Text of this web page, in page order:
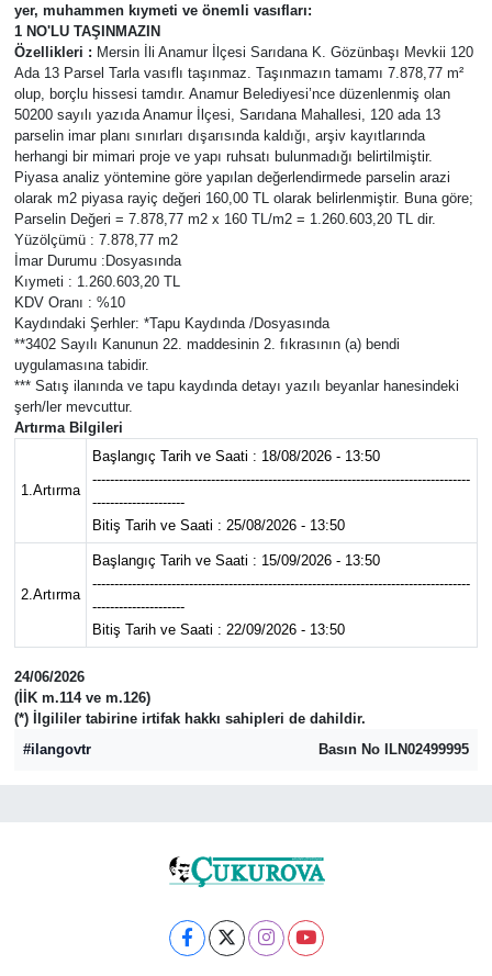
yer, muhammen kıymeti ve önemli vasıfları:
1 NO'LU TAŞINMAZIN
Özellikleri : Mersin İli Anamur İlçesi Sarıdana K. Gözünbaşı Mevkii 120
Ada 13 Parsel Tarla vasıflı taşınmaz. Taşınmazın tamamı 7.878,77 m²
olup, borçlu hissesi tamdır. Anamur Belediyesi’nce düzenlenmiş olan
50200 sayılı yazıda Anamur İlçesi, Sarıdana Mahallesi, 120 ada 13
parselin imar planı sınırları dışarısında kaldığı, arşiv kayıtlarında
herhangi bir mimari proje ve yapı ruhsatı bulunmadığı belirtilmiştir.
Piyasa analiz yöntemine göre yapılan değerlendirmede parselin arazi
olarak m2 piyasa rayiç değeri 160,00 TL olarak belirlenmiştir. Buna göre;
Parselin Değeri = 7.878,77 m2 x 160 TL/m2 = 1.260.603,20 TL dir.
Yüzölçümü : 7.878,77 m2
İmar Durumu :Dosyasında
Kıymeti : 1.260.603,20 TL
KDV Oranı : %10
Kaydındaki Şerhler: *Tapu Kaydında /Dosyasında
**3402 Sayılı Kanunun 22. maddesinin 2. fıkrasının (a) bendi
uygulamasına tabidir.
*** Satış ilanında ve tapu kaydında detayı yazılı beyanlar hanesindeki
şerh/ler mevcuttur.
Artırma Bilgileri
1.Artırma
Başlangıç Tarih ve Saati : 18/08/2026 - 13:50
--------------------------------------------------------------------------------------
---------------------
Bitiş Tarih ve Saati : 25/08/2026 - 13:50
2.Artırma
Başlangıç Tarih ve Saati : 15/09/2026 - 13:50
--------------------------------------------------------------------------------------
---------------------
Bitiş Tarih ve Saati : 22/09/2026 - 13:50
24/06/2026
(İİK m.114 ve m.126)
(*) İlgililer tabirine irtifak hakkı sahipleri de dahildir.
#ilangovtr
Basın No ILN02499995